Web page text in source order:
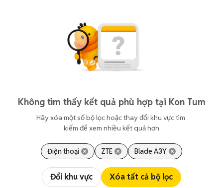
Không tìm thấy kết quả phù hợp tại Kon Tum
Hãy xóa một số bộ lọc hoặc thay đổi khu vực tìm
kiếm để xem nhiều kết quả hơn
Điện thoại ZTE Blade A3Y
Đổi khu vực Xóa tất cả bộ lọc